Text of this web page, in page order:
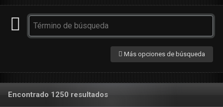
Más opciones de búsqueda
Encontrado 1250 resultados